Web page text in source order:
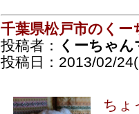
千葉県松戸市のくー
投稿者：
くーちゃん
投稿日：2013/02/
ちょ